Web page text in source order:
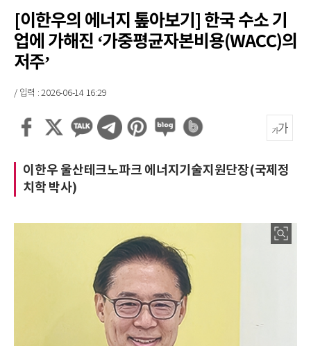
[이한우의 에너지 톺아보기] 한국 수소 기
업에 가해진 ‘가중평균자본비용(WACC)의
저주’
/ 입력 : 2026-06-14 16:29
이한우 울산테크노파크 에너지기술지원단장(국제정
치학 박사)